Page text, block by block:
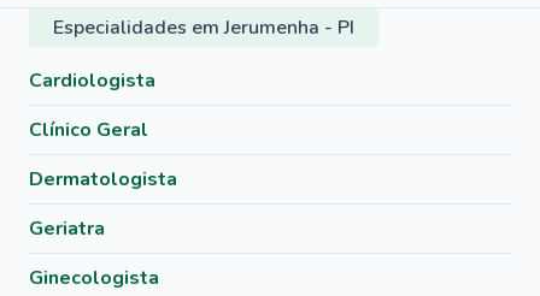
Especialidades em Jerumenha - PI
Cardiologista
Clínico Geral
Dermatologista
Geriatra
Ginecologista